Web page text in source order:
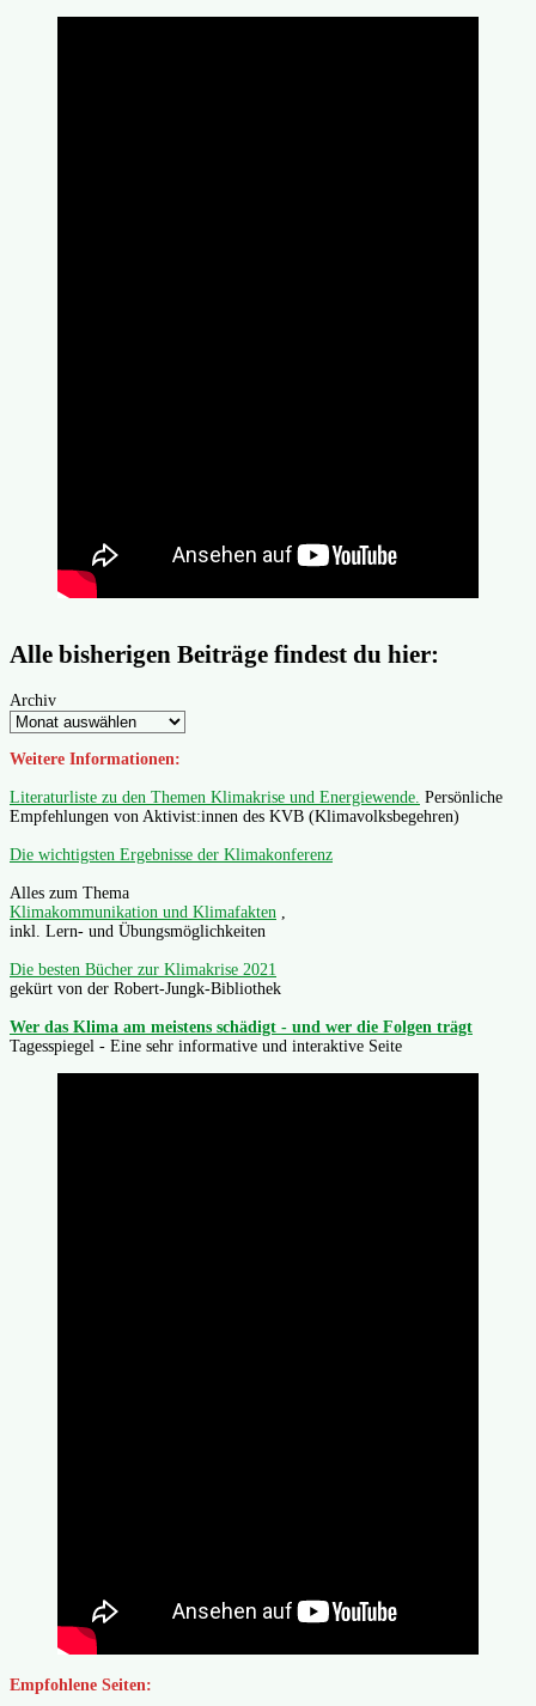
Alle bisherigen Beiträge findest du hier:
Archiv
Weitere Informationen:
Literaturliste zu den Themen Klimakrise und Energiewende. Persönliche
Empfehlungen von Aktivist:innen des KVB (Klimavolksbegehren)
Die wichtigsten Ergebnisse der Klimakonferenz
Alles zum Thema
Klimakommunikation und Klimafakten
inkl. Lern- und Übungsmöglichkeiten
Die besten Bücher zur Klimakrise 2021
gekürt von der Robert-Jungk-Bibliothek
Wer das Klima am meistens schädigt - und wer die Folgen trägt
Tagesspiegel - Eine sehr informative und interaktive Seite
Empfohlene Seiten: